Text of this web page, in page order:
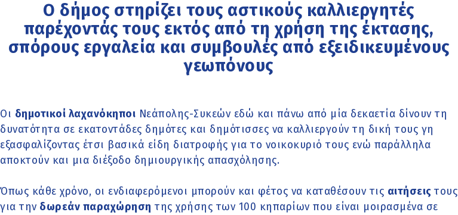
Ο δήμος στηρίζει τους αστικούς καλλιεργητές
παρέχοντάς τους εκτός από τη χρήση της έκτασης,
σπόρους εργαλεία και συμβουλές από εξειδικευμένους
γεωπόνους
Οι δημοτικοί λαχανόκηποι Νεάπολης-Συκεών εδώ και πάνω από μία δεκαετία δίνουν τη
δυνατότητα σε εκατοντάδες δημότες και δημότισσες να καλλιεργούν τη δική τους γη
εξασφαλίζοντας έτσι βασικά είδη διατροφής για το νοικοκυριό τους ενώ παράλληλα
αποκτούν και μια διέξοδο δημιουργικής απασχόλησης.
Όπως κάθε χρόνο, οι ενδιαφερόμενοι μπορούν και φέτος να καταθέσουν τις αιτήσειςτους
για την δωρεάν παραχώρηση της χρήσης των 100 κηπαρίων που είναι μοιρασμένα σε